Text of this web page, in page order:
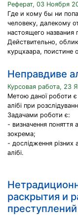
Реферат, 03 Ноября
Где и кому бы ни
человеку, далекому
настоящего названия
Действительно,
курцхаара, поистине
Неправдиве
Курсовая работа, 23
Метою даної роботи є
алібі при
Задачами роботи є:
- визначення поняття
зокрема;
- дослідження різних
алібі.
раскрытия и
преступлений